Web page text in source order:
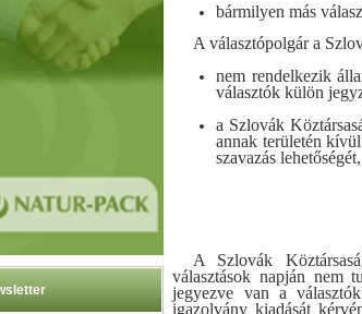
bármilyen más
A választópolgár a
nem rendelkezik
választók külön
a Szlovák
annak területén
szavazás lehetőségét,
A Szlovák
választások napján nem
jegyezve van a
igazolvány kiadását